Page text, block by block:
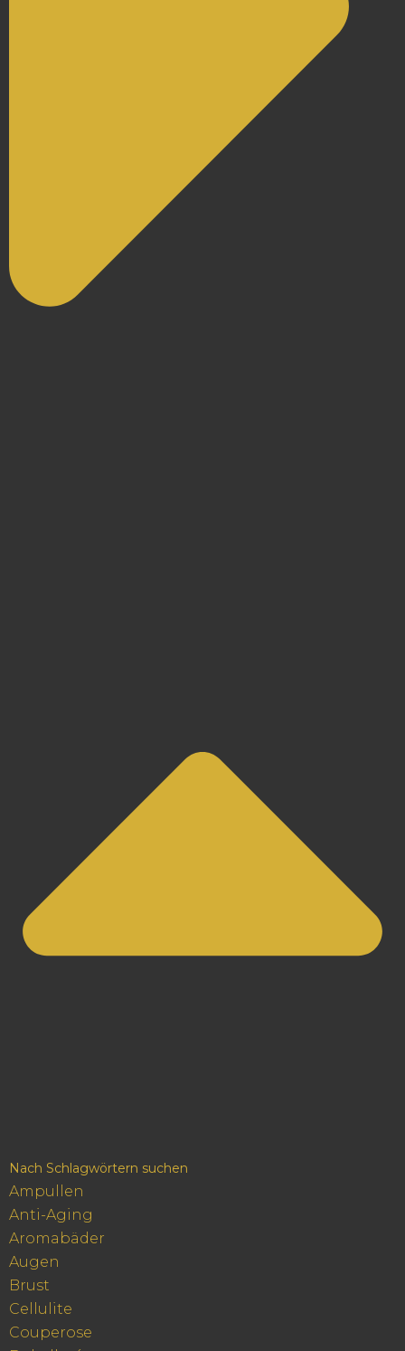
Nach Schlagwörtern suchen
Ampullen
Anti-Aging
Aromabäder
Augen
Brust
Cellulite
Couperose